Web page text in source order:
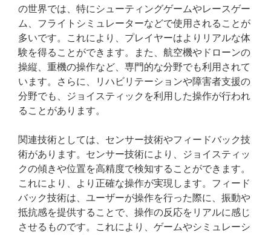
の世界では、特にシューティングゲームやレースゲー
ム、フライトシミュレーターなどで使用されることが
多いです。これにより、プレイヤーはよりリアルな体
験を得ることができます。また、航空機やドローンの
操縦、重機の操作など、専門的な分野でも利用されて
います。さらに、リハビリテーションや障害者支援の
分野でも、ジョイスティックを利用した操作が行われ
ることがあります。
関連技術としては、センサー技術やフィードバック技
術があります。センサー技術により、ジョイスティッ
クの傾きや位置を高精度で検知することができます。
これにより、より正確な操作が実現します。フィード
バック技術は、ユーザーが操作を行った際に、振動や
抵抗感を提供することで、操作の反応をリアルに感じ
させるものです。これにより、ゲームやシミュレーシ